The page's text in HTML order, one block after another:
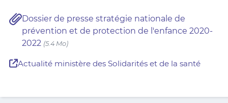
Dossier de presse stratégie nationale de
prévention et de protection de l'enfance 2020-
2022 (5.4 Mo)
Actualité ministère des Solidarités et de la santé